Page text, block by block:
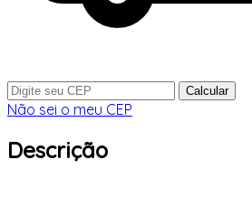
Calcular
Não sei o meu CEP
Descrição